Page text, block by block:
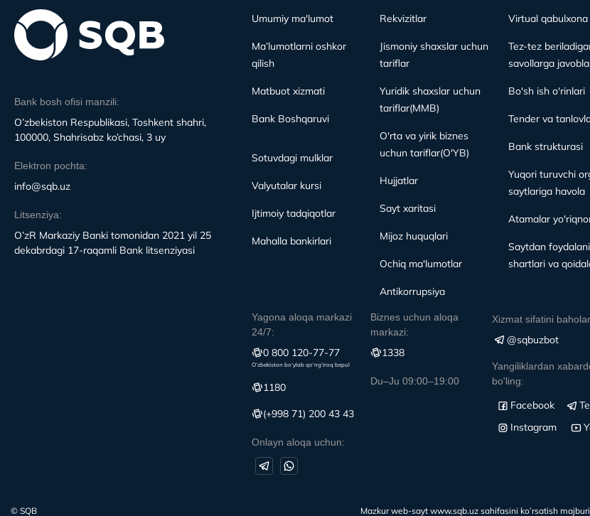
Bank bosh ofisi manzili:
O’zbekiston Respublikasi, Toshkent shahri,
100000, Shahrisabz ko’chasi, 3 uy
Elektron pochta:
info@sqb.uz
Litsenziya:
O’zR Markaziy Banki tomonidan 2021 yil 25
dekabrdagi 17-raqamli Bank litsenziyasi
Umumiy ma'lumot
Ma’lumotlarni oshkor
qilish
Matbuot xizmati
Bank Boshqaruvi
Sotuvdagi mulklar
Valyutalar kursi
Ijtimoiy tadqiqotlar
Mahalla bankirlari
Rekvizitlar
Jismoniy shaxslar uchun
tariflar
Yuridik shaxslar uchun
tariflar(MMB)
O'rta va yirik biznes
uchun tariflar(O'YB)
Hujjatlar
Sayt xaritasi
Mijoz huquqlari
Ochiq ma'lumotlar
Antikorrupsiya
Virtual qabulxona
Tez-tez
savollarga
Bo'sh ish o'rinlari
Tender va
Bank strukturasi
Yuqori turuvchi
saytlariga havola
Atamalar
Saytdan
shartlari va
Yagona aloqa markazi
24/7:
0 800 120-77-77
O‘zbekiston bo‘ylab qo‘ng‘iroq bepul
1180
(+998 71) 200 43 43
Onlayn aloqa uchun:
Biznes uchun aloqa
markazi:
1338
Du–Ju 09:00–19:00
Xizmat sifatini
@sqbuzbot
Yangiliklardan
bo'ling:
Facebook
Instagram
© SQB Mazkur web-sayt www.sqb.uz sahifasini ko’rsatish